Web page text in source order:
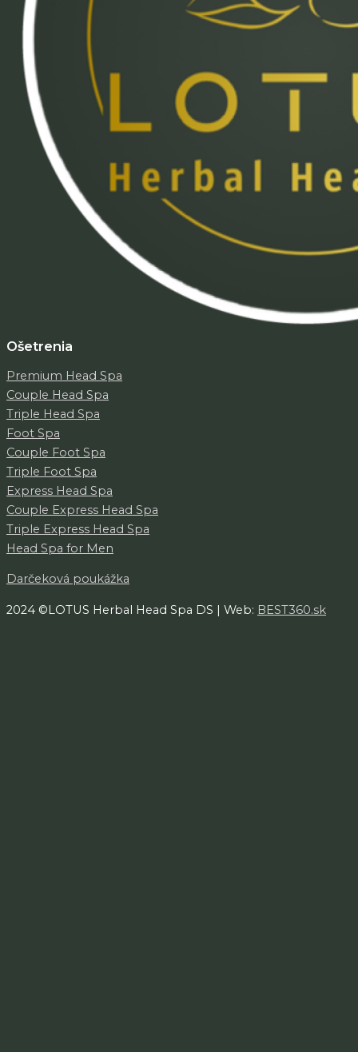
Ošetrenia
Premium Head Spa
Couple Head Spa
Triple Head Spa
Foot Spa
Couple Foot Spa
Triple Foot Spa
Express Head Spa
Couple Express Head Spa
Triple Express Head Spa
Head Spa for Men
Darčeková poukážka
2024 ©LOTUS Herbal Head Spa DS | Web: BEST360.sk